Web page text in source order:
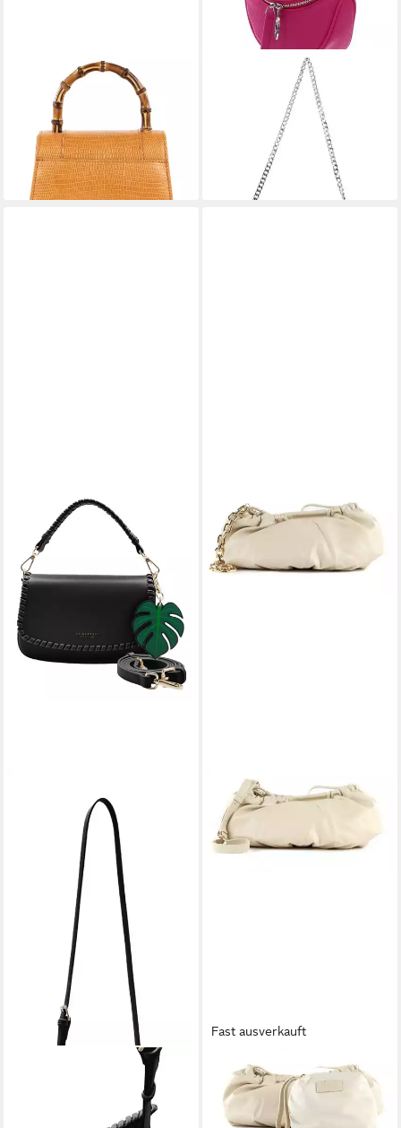
SEIDENFELT MANUFAKTUR
Handtasche
39,96 €
-60%
lieferbar - in 2-3 Werktagen bei dir
SEIDENFELT MANUFAKTUR
Umhängetasche
UVP69,90 €
lieferbar - in 2-3 Werktagen bei dir
SEIDENFELT MANUFAKTUR
lieferbar - in 2-3 Werktagen bei dir
Fast ausverkauft
SEIDENFELT MANUFAKTUR
Umhängetasche (Set, 2-tlg)
24,95 €
UVP69,90 €